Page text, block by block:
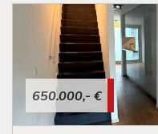
650.000,- €